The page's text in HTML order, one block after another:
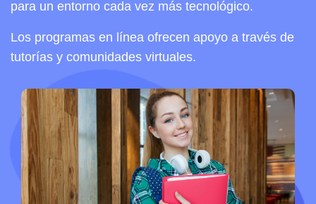
para un entorno cada vez más tecnológico.
Los programas en línea ofrecen apoyo a través de
tutorías y comunidades virtuales.